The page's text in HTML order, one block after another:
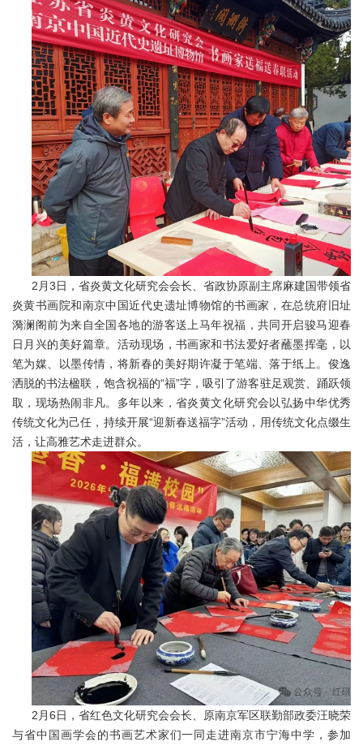
2月3日，省炎黄文化研究会会长、省政协原副主席麻建国带领省
炎黄书画院和南京中国近代史遗址博物馆的书画家，在总统府旧址
漪澜阁前为来自全国各地的游客送上马年祝福，共同开启骏马迎春
日月兴的美好篇章。活动现场，书画家和书法爱好者蘸墨挥毫，以
笔为媒、以墨传情，将新春的美好期许凝于笔端、落于纸上。俊逸
洒脱的书法楹联，饱含祝福的“福”字，吸引了游客驻足观赏、踊跃领
取，现场热闹非凡。多年以来，省炎黄文化研究会以弘扬中华优秀
传统文化为己任，持续开展“迎新春送福字”活动，用传统文化点缀生
活，让高雅艺术走进群众。
2月6日，省红色文化研究会会长、原南京军区联勤部政委汪晓荣
与省中国画学会的书画艺术家们一同走进南京市宁海中学，参加